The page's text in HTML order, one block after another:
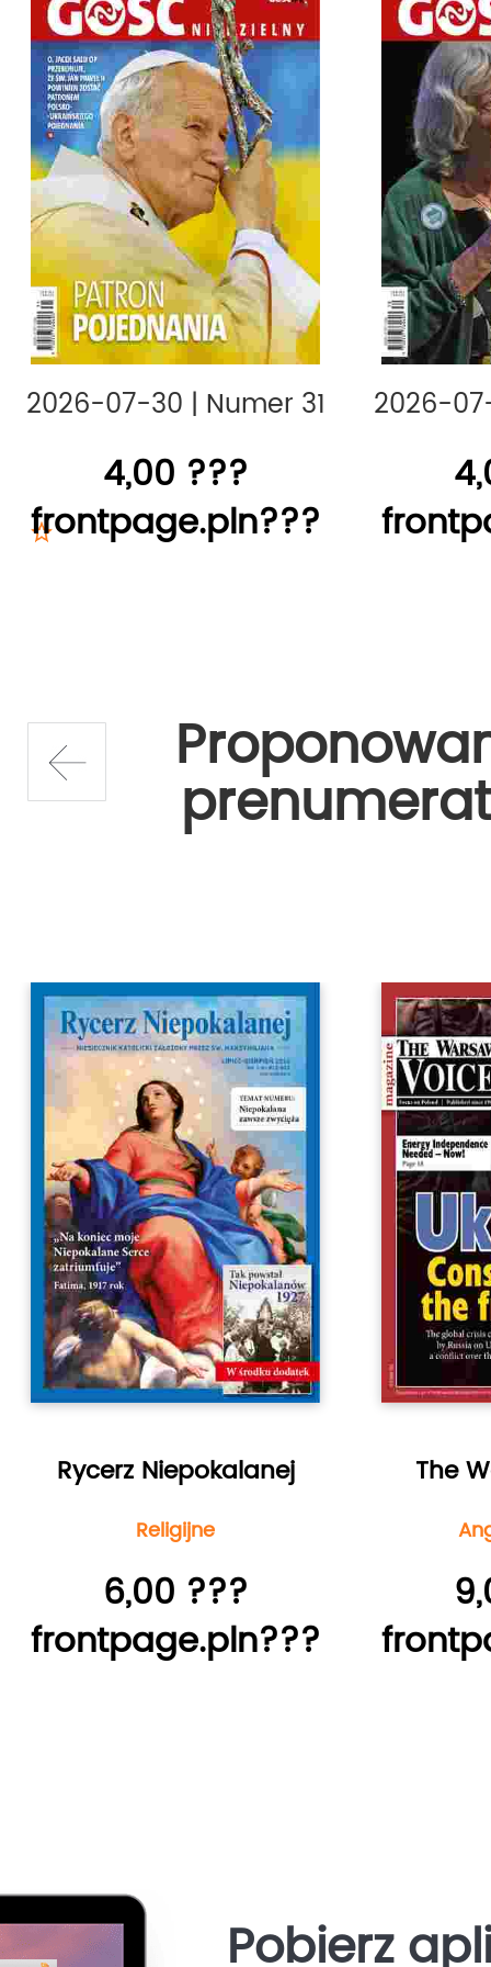
„Gość Niedzielny” jest członkiem
Prasy, Związku Kontroli Dystrybucji
Polskich Badań Czytelnictwa.
tagi:gosc,
2026-07-30 | Numer 31
4,00 ???
frontpage.pln???
2026-
Rycerz Niepokalanej
Religijne
6,00 ???
frontpage.pln???
The
prev
Pobierz